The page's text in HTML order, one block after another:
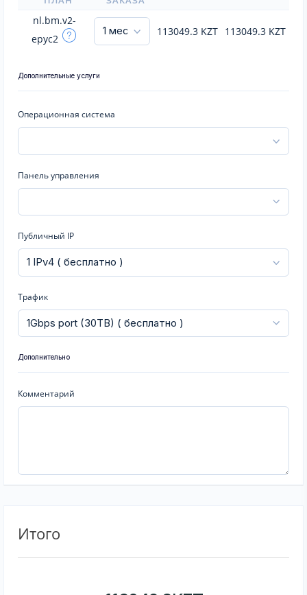
nl.bm.v2-
epyc2
113049.3 KZT 113049.3 KZT
Дополнительные услуги
Операционная система
Панель управления
Публичный IP
Трафик
Дополнительно
Комментарий
Итого